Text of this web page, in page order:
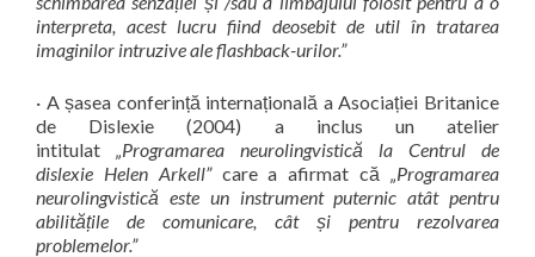
interpreta, acest lucru fiind deosebit de util în tratarea
imaginilor intruzive ale flashback-urilor.”
· A șasea conferință internațională a Asociației Britanice
de Dislexie (2004) a inclus un atelier
intitulat „Programarea neurolingvistică la Centrul de
dislexie Helen Arkell”care a afirmat că„Programarea
neurolingvistică este un instrument puternic atât pentru
abilitățile de comunicare, cât și pentru rezolvarea
problemelor.”